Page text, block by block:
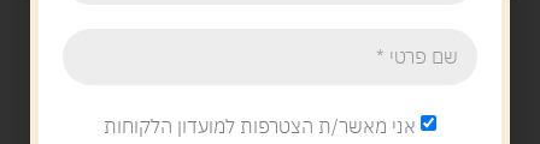
אני מאשר/ת הצטרפות למועדון הלקוחות